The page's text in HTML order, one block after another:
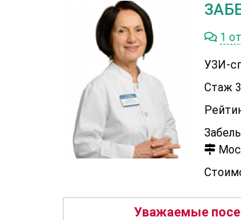
1
УЗИ-
Стаж
Уважаемые